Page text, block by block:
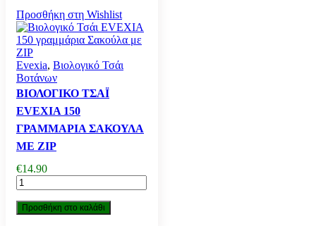
Προσθήκη στη Wishlist
Evexia, Βιολογικό Τσάι
Βοτάνων
ΒΙΟΛΟΓΙΚΌ ΤΣΆΙ
EVEXIA 150
ΓΡΑΜΜΆΡΙΑ ΣΑΚΟΎΛΑ
ΜΕ ZIP
€14.90
Βιολογικό
Τσάι
EVEXIA
150
Προσθήκη στο καλάθι